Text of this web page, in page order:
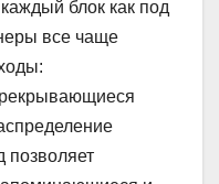
блок как под
все чаще
позволяет